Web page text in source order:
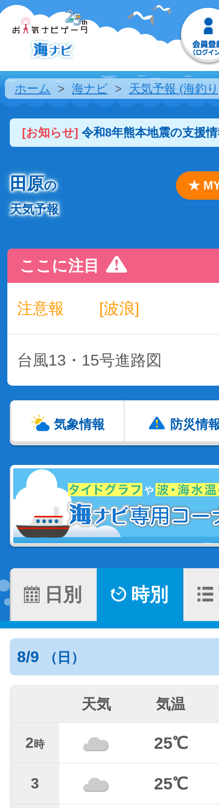
ホーム 海ナビ 天気予報 (海釣
[お知らせ] 令和8年熊本地震の支援
田原の
天気予報
★
ここに注目
注意報 [波浪]
台風13・15号進路図
気象情報 防災情
日別 時別
8/9 （日）
天気 気温
2時 25℃
3 25℃